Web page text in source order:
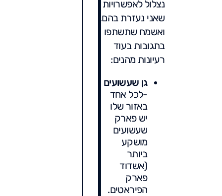
נצלול לאפשרויות
שאני נעזרת בהם,
ואשמח שתשתפו
בתגובות בעוד
רעיונות מהנים:
גן שעשועים
-לכל אחד
באזור שלו
יש פארק
שעשועים
מושקע
ביותר
(אשדוד
פארק
הפיראטים.